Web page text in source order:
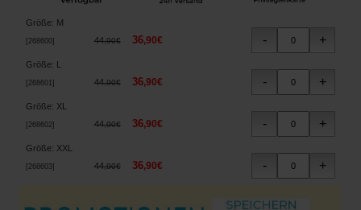
Größe: M
268600] 44,90€ 36,90€
Größe:
268601 ] 44,90€ 36,90€
Größe: XL
268602] 44,90€ 36,90€
Größe: XXL
268603 ] 44,90€ 36,90€